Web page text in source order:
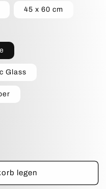
45 x 60 cm
Glass
legen